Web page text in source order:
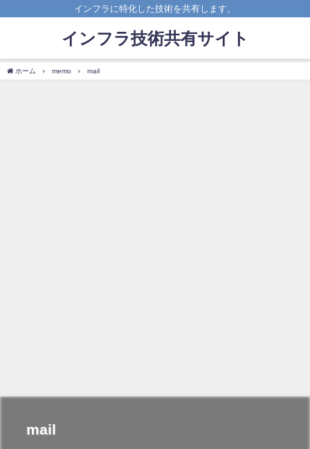
インフラに特化した技術を共有します。
インフラ技術共有サイト
ホーム memo mail
mail